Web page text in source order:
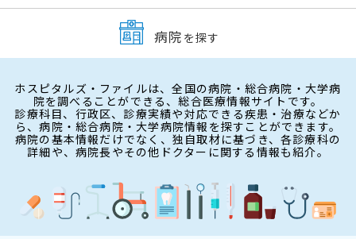
病院 を探す
ホスピタルズ・ファイルは、全国の病院・総合病院・大学病
院を調べることができる、総合医療情報サイトです。
診療科目、行政区、診療実績や対応できる疾患・治療などか
ら、病院・総合病院・大学病院情報を探すことができます。
病院の基本情報だけでなく、独自取材に基づき、各診療科の
詳細や、病院長やその他ドクターに関する情報も紹介。